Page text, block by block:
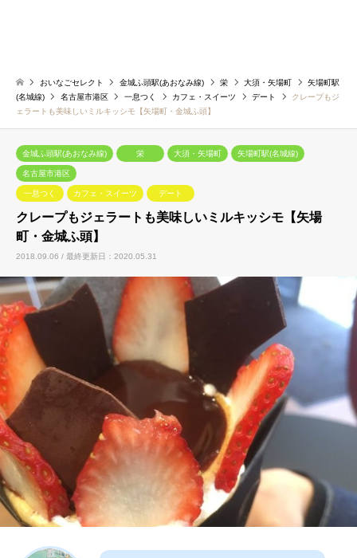
おいなごセレクト 金城ふ頭駅(あおなみ線) 栄 大須・矢場町
矢場町駅
(名城線)
名古屋市港区 一息つく カフェ・スイーツ デート
クレープもジ
ェラートも美味しいミルキッシモ【矢場町・金城ふ頭】
金城ふ頭駅(あおなみ線) 栄 大須・矢場町 矢場町駅(名城線)
名古屋市港区
一息つく カフェ・スイーツ デート
クレープもジェラートも美味しいミルキッシモ【矢場
町・金城ふ頭】
2018.09.06 / 最終更新日：2020.05.31